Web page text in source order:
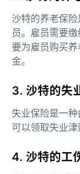
沙特的养老保
员。雇员需要
要为雇员购买
金。
3. 沙特的失
失业保险是一
可以领取失业津
4. 沙特的工